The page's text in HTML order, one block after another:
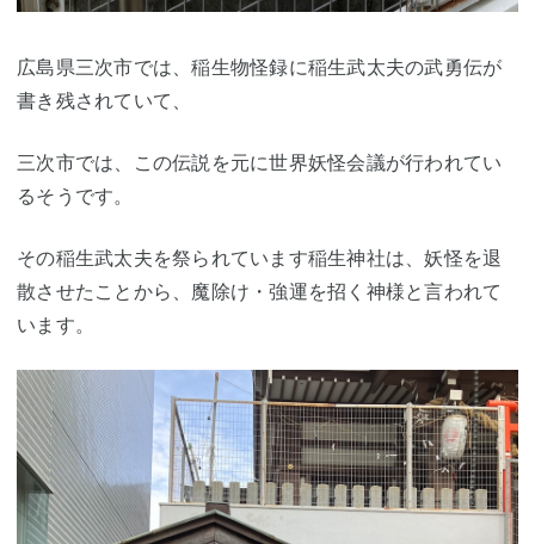
広島県三次市では、稲生物怪録に稲生武太夫の武勇伝が
書き残されていて、
三次市では、この伝説を元に世界妖怪会議が行われてい
るそうです。
その稲生武太夫を祭られています稲生神社は、妖怪を退
散させたことから、魔除け・強運を招く神様と言われて
います。